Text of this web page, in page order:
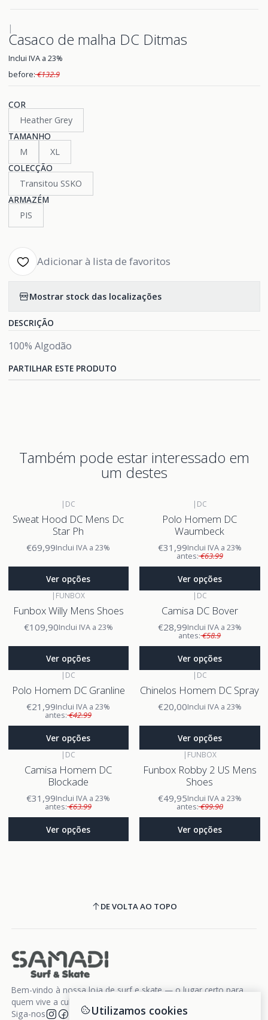
|
Casaco de malha DC Ditmas
Inclui IVA a 23%
before:€132.9
COR
Heather Grey
TAMANHO
M
XL
COLECÇÃO
Transitou SSKO
ARMAZÉM
PIS
Adicionar à lista de favoritos
Mostrar stock das localizações
DESCRIÇÃO
100% Algodão
PARTILHAR ESTE PRODUTO
Também pode estar interessado em
um destes
| DC
Sweat Hood DC Mens Dc
Star Ph
€69,99Inclui IVA a 23%
Ver opções
| DC
Polo Homem DC
Waumbeck
€31,99Inclui IVA a 23%
antes:€63.99
Ver opções
| FUNBOX
Funbox Willy Mens Shoes
€109,90Inclui IVA a 23%
Ver opções
| DC
Camisa DC Bover
€28,99Inclui IVA a 23%
antes:€58.9
Ver opções
| DC
Polo Homem DC Granline
€21,99Inclui IVA a 23%
antes:€42.99
Ver opções
| DC
Chinelos Homem DC Spray
€20,00Inclui IVA a 23%
Ver opções
| DC
Camisa Homem DC
Blockade
€31,99Inclui IVA a 23%
antes:€63.99
Ver opções
| FUNBOX
Funbox Robby 2 US Mens
Shoes
€49,95Inclui IVA a 23%
antes:€99.90
Ver opções
DE VOLTA AO TOPO
Bem-vindo à nossa loja de surf e skate — o lugar certo para
quem vive a cultura da liberdade sobre rodas e ondas.
Siga-nos
Utilizamos cookies